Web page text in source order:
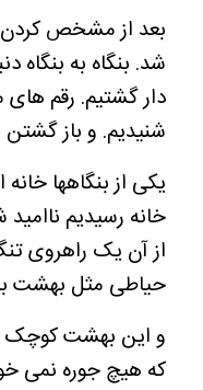
بعد از مشخص کردن
شد. بنگاه به
دار گشتیم. رقم های
شنیدیم. و باز
یکی از بنگاهها
خانه رسیدیم
از آن یک راهروی
حیاطی مثل بهشت
و این بهشت کوچک را
که هیچ جوره نمی